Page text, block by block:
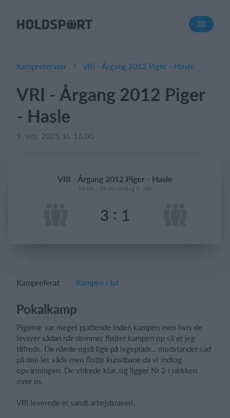
Om Holdsport
Presseomtale
Funktioner
Kalender
Webshop
Kampreferater VRI - Årgang 2012 Piger - Hasle
VRI - Årgang 2012 Piger
- Hasle
9. sep. 2025, kl. 16.00
VRI - Årgang 2012 Piger - Hasle
16:00 - 19:30 tirsdag 9. sep
3 : 1
Kampreferat Kampen i tal
Pokalkamp
Pigerne var meget pjattende inden kampen men hvis de
leverer sådan når dommer fløjter kampen op så er jeg
tilfreds. De nåede også lige på legeplads.. modstander sad
på den let våde men flotte kunstbane da vi indtog
opvarmingen. De virkede klar..og ligger Nr 2 i rækken
over os.
VRI leverede et sandt arbejdsraseri.